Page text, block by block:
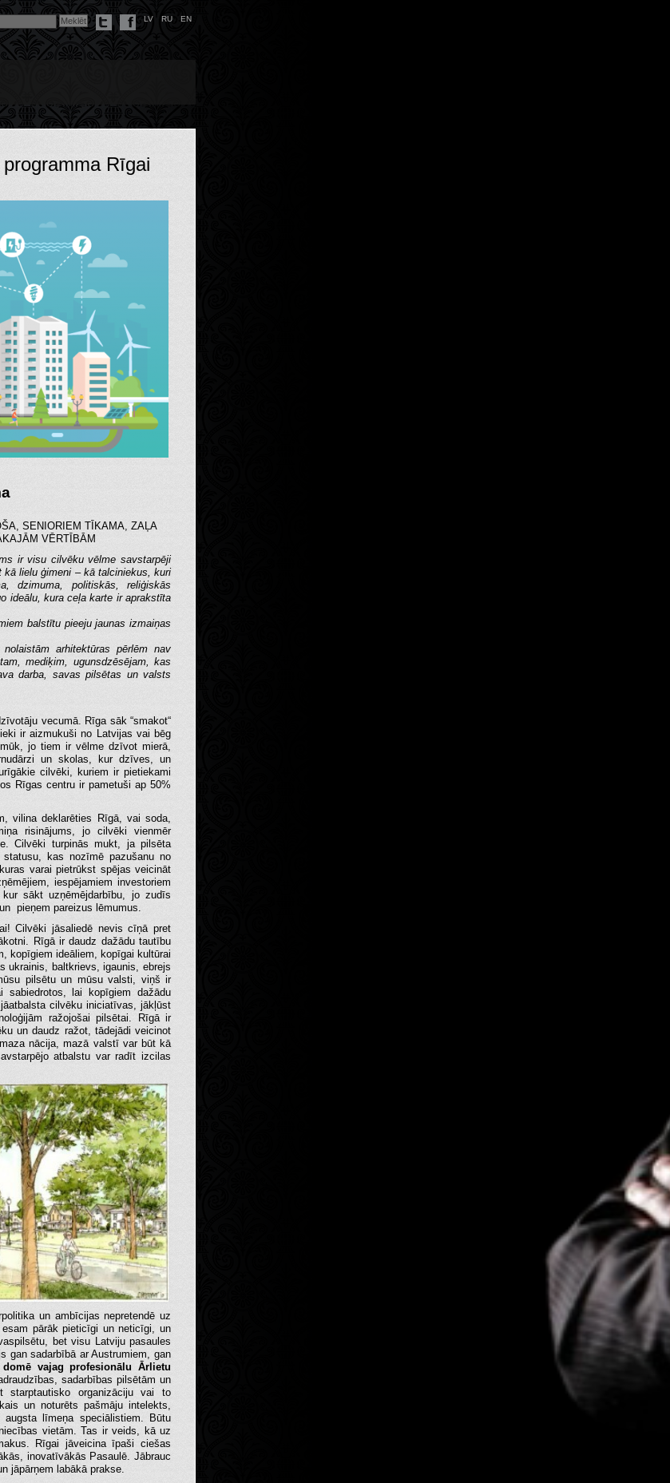
LV RU EN
Rīgai
SENIORIEM TĪKAMA, ZAĻA
VĒRTĪBĀM
ir visu cilvēku vēlme savstarpēji
kā lielu ģimeni – kā talciniekus, kuri
dzimuma, politiskās, reliģiskās
ideālu, kura ceļa karte ir aprakstīta
balstītu pieeju jaunas izmaiņas
arhitektūras pērlēm nav
mediķim, ugunsdzēsējam, kas
darba, savas pilsētas un valsts
vecumā. Rīga sāk “smakot“
ir aizmukuši no Latvijas vai bēg
jo tiem ir vēlme dzīvot mierā,
un skolas, kur dzīves, un
cilvēki, kuriem ir pietiekami
Rīgas centru ir pametuši ap 50%
vilina deklarēties Rīgā, vai soda,
risinājums, jo cilvēki vienmēr
Cilvēki turpinās mukt, ja pilsēta
kas nozīmē pazušanu no
varai pietrūkst spējas veicināt
iespējamiem investoriem
sākt uzņēmējdarbību, jo zudīs
pieņem pareizus lēmumus.
Cilvēki jāsaliedē nevis cīņā pret
Rīgā ir daudz dažādu tautību
kopīgiem ideāliem, kopīgai kultūrai
ukrainis, baltkrievs, igaunis, ebrejs
pilsētu un mūsu valsti, viņš ir
sabiedrotos, lai kopīgiem dažādu
cilvēku iniciatīvas, jākļūst
ražojošai pilsētai. Rīgā ir
un daudz ražot, tādejādi veicinot
nācija, mazā valstī var būt kā
atbalstu var radīt izcilas
un ambīcijas nepretendē uz
pārāk pieticīgi un neticīgi, un
bet visu Latviju pasaules
gan sadarbībā ar Austrumiem, gan
domē vajag profesionālu Ārlietu
sadarbības pilsētām un
starptautisko organizāciju vai to
un noturēts pašmāju intelekts,
līmeņa speciālistiem. Būtu
vietām. Tas ir veids, kā uz
Rīgai jāveicina īpaši ciešas
inovatīvākās Pasaulē. Jābrauc
jāpārņem labākā prakse.